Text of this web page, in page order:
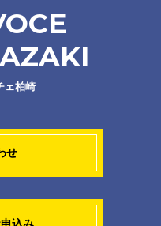
ェ柏崎
せ
込み